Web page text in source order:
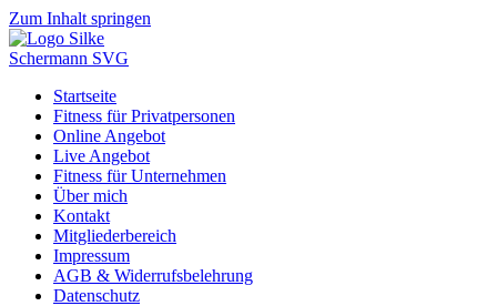
Zum Inhalt springen
Startseite
Fitness für Privatpersonen
Online Angebot
Live Angebot
Fitness für Unternehmen
Über mich
Kontakt
Mitgliederbereich
Impressum
AGB & Widerrufsbelehrung
Datenschutz